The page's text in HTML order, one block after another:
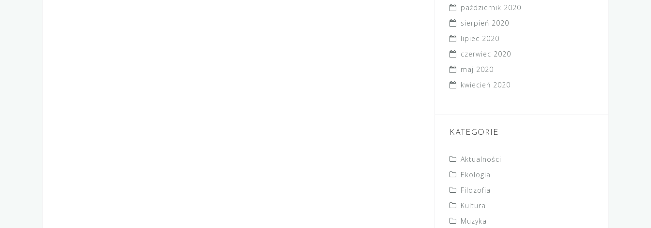
październik 2020
sierpień 2020
lipiec 2020
czerwiec 2020
maj 2020
kwiecień 2020
KATEGORIE
Aktualności
Ekologia
Filozofia
Kultura
Muzyka